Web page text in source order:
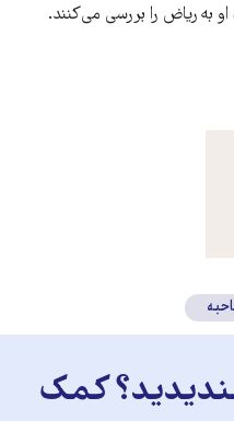
او به ریاض را بررسی می‌کنند.
کمک